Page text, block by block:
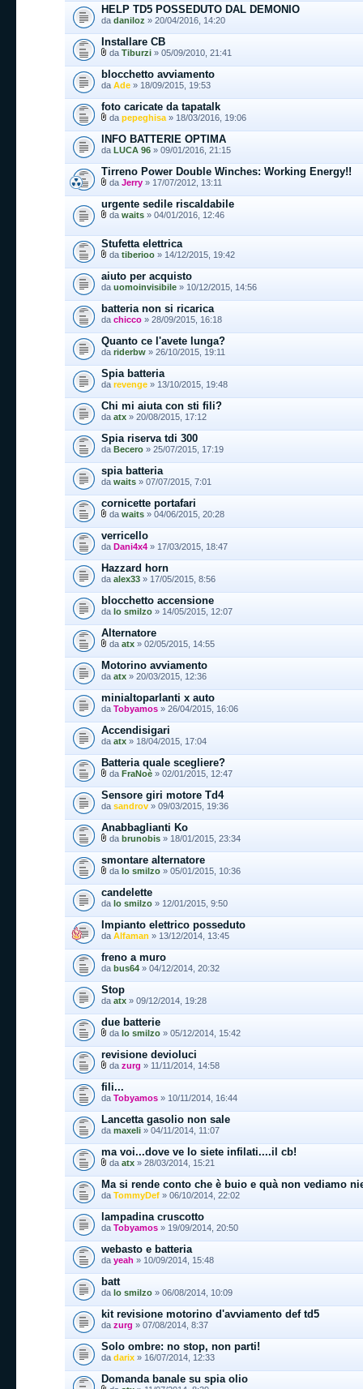
HELP TD5 POSSEDUTO DAL DEMONIO
da daniloz » 20/04/2016, 14:20
Installare CB
da Tiburzi » 05/09/2010, 21:41
blocchetto avviamento
da Ade » 18/09/2015, 19:53
foto caricate da tapatalk
da pepeghisa » 18/03/2016, 19:06
INFO BATTERIE OPTIMA
da LUCA 96 » 09/01/2016, 21:15
Tirreno Power Double Winches: Working Energy!!
da Jerry » 17/07/2012, 13:11
urgente sedile riscaldabile
da waits » 04/01/2016, 12:46
Stufetta elettrica
da tiberioo » 14/12/2015, 19:42
aiuto per acquisto
da uomoinvisibile » 10/12/2015, 14:56
batteria non si ricarica
da chicco » 28/09/2015, 16:18
Quanto ce l'avete lunga?
da riderbw » 26/10/2015, 19:11
Spia batteria
da revenge » 13/10/2015, 19:48
Chi mi aiuta con sti fili?
da atx » 20/08/2015, 17:12
Spia riserva tdi 300
da Becero » 25/07/2015, 17:19
spia batteria
da waits » 07/07/2015, 7:01
cornicette portafari
da waits » 04/06/2015, 20:28
verricello
da Dani4x4 » 17/03/2015, 18:47
Hazzard horn
da alex33 » 17/05/2015, 8:56
blocchetto accensione
da lo smilzo » 14/05/2015, 12:07
Alternatore
da atx » 02/05/2015, 14:55
Motorino avviamento
da atx » 20/03/2015, 12:36
minialtoparlanti x auto
da Tobyamos » 26/04/2015, 16:06
Accendisigari
da atx » 18/04/2015, 17:04
Batteria quale scegliere?
da FraNoè » 02/01/2015, 12:47
Sensore giri motore Td4
da sandrov » 09/03/2015, 19:36
Anabbaglianti Ko
da brunobis » 18/01/2015, 23:34
smontare alternatore
da lo smilzo » 05/01/2015, 10:36
candelette
da lo smilzo » 12/01/2015, 9:50
Impianto elettrico posseduto
da Alfaman » 13/12/2014, 13:45
freno a muro
da bus64 » 04/12/2014, 20:32
Stop
da atx » 09/12/2014, 19:28
due batterie
da lo smilzo » 05/12/2014, 15:42
revisione devioluci
da zurg » 11/11/2014, 14:58
fili...
da Tobyamos » 10/11/2014, 16:44
Lancetta gasolio non sale
da maxeli » 04/11/2014, 11:07
ma voi...dove ve lo siete infilati....il cb!
da atx » 28/03/2014, 15:21
Ma si rende conto che è buio e quà non vediamo
da TommyDef » 06/10/2014, 22:02
lampadina cruscotto
da Tobyamos » 19/09/2014, 20:50
webasto e batteria
da yeah » 10/09/2014, 15:48
batt
da lo smilzo » 06/08/2014, 10:09
kit revisione motorino d'avviamento def td5
da zurg » 07/08/2014, 8:37
Solo ombre: no stop, non parti!
da darix » 16/07/2014, 12:33
Domanda banale su spia olio